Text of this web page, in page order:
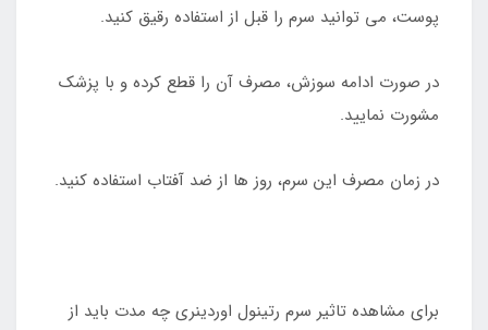
پوست، می توانید سرم را قبل از استفاده رقیق کنید.
در صورت ادامه سوزش، مصرف آن را قطع کرده و با پزشک
مشورت نمایید.
در زمان مصرف این سرم، روز ها از ضد آفتاب استفاده کنید.
برای مشاهده تاثیر سرم رتینول اوردینری چه مدت باید از